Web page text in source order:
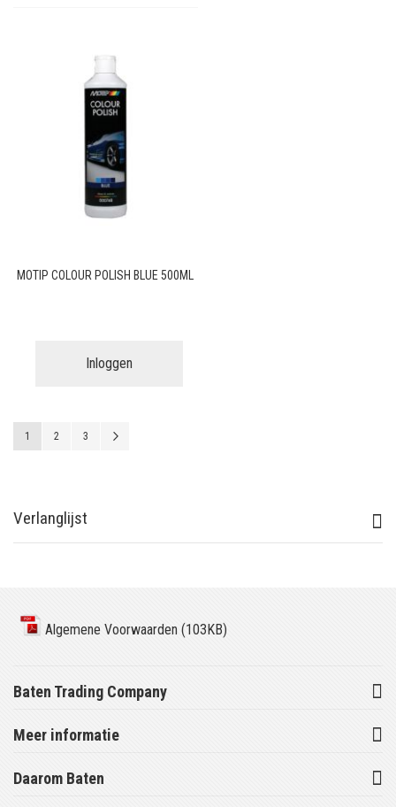
MOTIP COLOUR POLISH BLUE 500ML
Inloggen
Pagina
U lees momenteel pagina
1 Pagina
2 Pagina
3
Verlanglijst
Algemene Voorwaarden (103KB)
Baten Trading Company
Meer informatie
Daarom Baten